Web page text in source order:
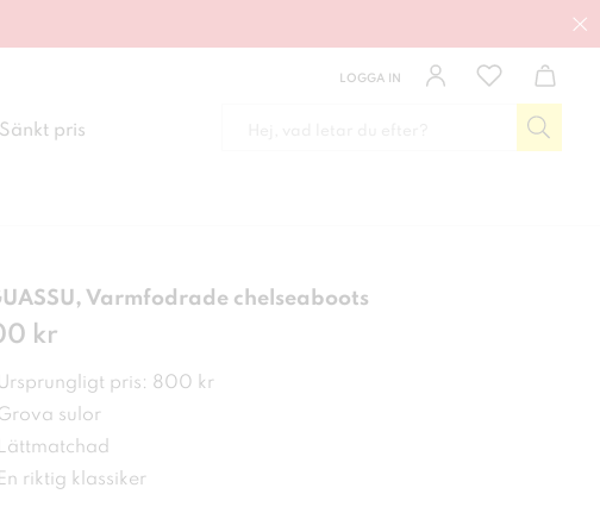
LOGGA IN
Sänkt pris
Varmfodrade chelseaboots
: 100 kr
kr
Ursprungligt pris: 800 kr
sulor
Lättmatchad
En riktig klassiker